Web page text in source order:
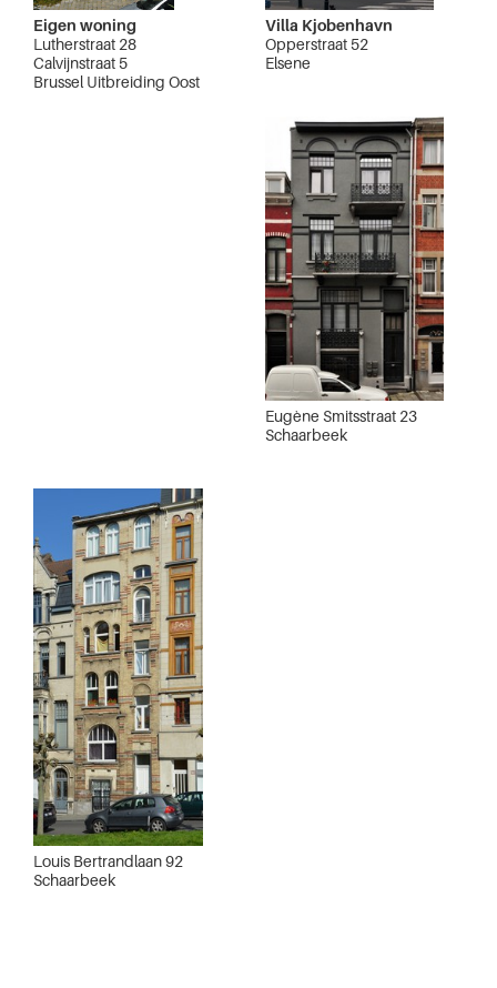
Eigen woning
Lutherstraat 28
Calvijnstraat 5
Brussel Uitbreiding Oost
Villa Kjobenhavn
Opperstraat 52
Elsene
Eugène Smitsstraat 23
Schaarbeek
Louis Bertrandlaan 92
Schaarbeek